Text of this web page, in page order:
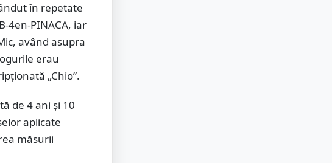
în repetate
4en-PINACA, iar
având asupra
erau
„Chio”.
de 4 ani și 10
aplicate
măsurii